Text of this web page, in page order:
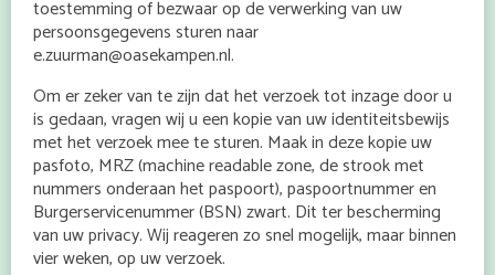
toestemming of bezwaar op de verwerking van uw
persoonsgegevens sturen naar
e.zuurman@oasekampen.nl.
Om er zeker van te zijn dat het verzoek tot inzage door u
is gedaan, vragen wij u een kopie van uw identiteitsbewijs
met het verzoek mee te sturen. Maak in deze kopie uw
pasfoto, MRZ (machine readable zone, de strook met
nummers onderaan het paspoort), paspoortnummer en
Burgerservicenummer (BSN) zwart. Dit ter bescherming
van uw privacy. Wij reageren zo snel mogelijk, maar binnen
vier weken, op uw verzoek.